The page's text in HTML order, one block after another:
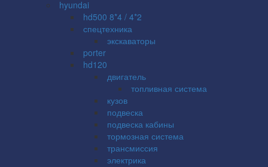
hyundai
hd500 8*4 / 4*2
спецтехника
экскаваторы
porter
hd120
двигатель
топливная система
кузов
подвеска
подвеска кабины
тормозная система
трансмиссия
электрика